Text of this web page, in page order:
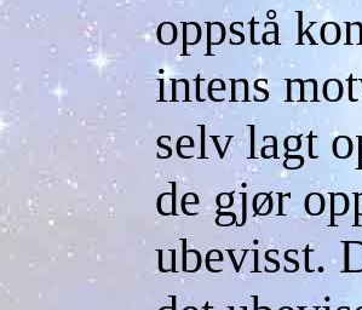
oppstå
intens
selv lagt
de gjør
ubevisst.